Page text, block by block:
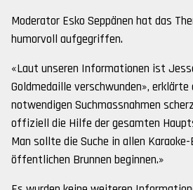
Moderator Esko Seppänen hat das
humorvoll aufgegriffen.
«Laut unseren Informationen ist
Goldmedaille verschwunden», erklärte
notwendigen Suchmassnahmen
offiziell die Hilfe der gesamten
Man sollte die Suche in allen
öffentlichen Brunnen beginnen.»